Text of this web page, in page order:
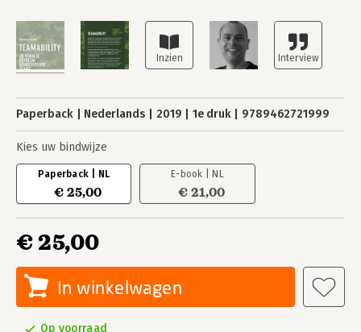
Paperback Nederlands 2019 1e druk 9789462721999
Kies uw bindwijze
Paperback | NL
€ 25,00
E-book | NL
€ 21,00
€ 25,00
In winkelwagen
Op voorraad